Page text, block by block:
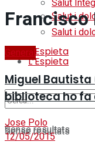
Salut i
L’Espieta
Sense resultats
Salut
Salut i
L’Espieta
Sense resultats
Francisco
General
Miguel Bautista
biblioteca ho fa
Jose Polo
12/05/2015